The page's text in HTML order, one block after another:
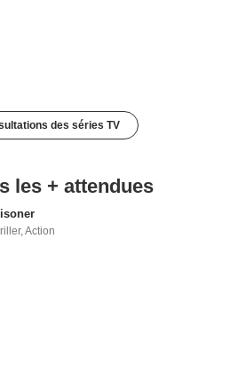
des séries TV
les + attendues
,Action